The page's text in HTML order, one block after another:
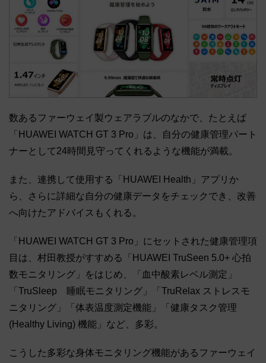
数あるファーウェイ製ウェアラブルのなかで、たとえば
「HUAWEI WATCH GT 3 Pro」は、自分の健康管理パート
ナーとして24時間見守ってくれるような機能が満載。
また、連携して使用する「HUAWEI Health」アプリか
ら、さらに詳細な自分の健康データをチェックでき、改善
へ向けたアドバイスもくれる。
「HUAWEI WATCH GT 3 Pro」にセットされた健康管理項
目は、村田教授がすすめる「HUAWEI TruSeen 5.0+ 心拍
数モニタリング」をはじめ、「血中酸素レベル測定」
「TruSleep 睡眠モニタリング」「TruRelax ストレスモ
ニタリング」「体表温度測定機能」「健康タスク管理
(Healthy Living) 機能」など、多彩。
こうした多彩な身体モニタリング機能があるファーウェイ